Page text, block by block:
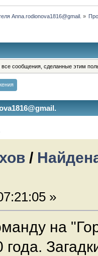
Anna.rodionova1816@gmail. »
сообщения, сделанные этим
/
»
на
года.